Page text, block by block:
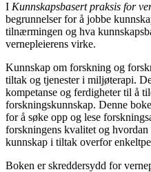
I Kunnskapsbasert praksis for
begrunnelser for å jobbe
tilnærmingen og hva
vernepleierens virke.
Kunnskap om forskning og
tiltak og tjenester i miljøterapi.
kompetanse og ferdigheter til å
forskningskunnskap. Denne
for å søke opp og lese
forskningens kvalitet og
kunnskap i tiltak overfor
Boken er skreddersydd for